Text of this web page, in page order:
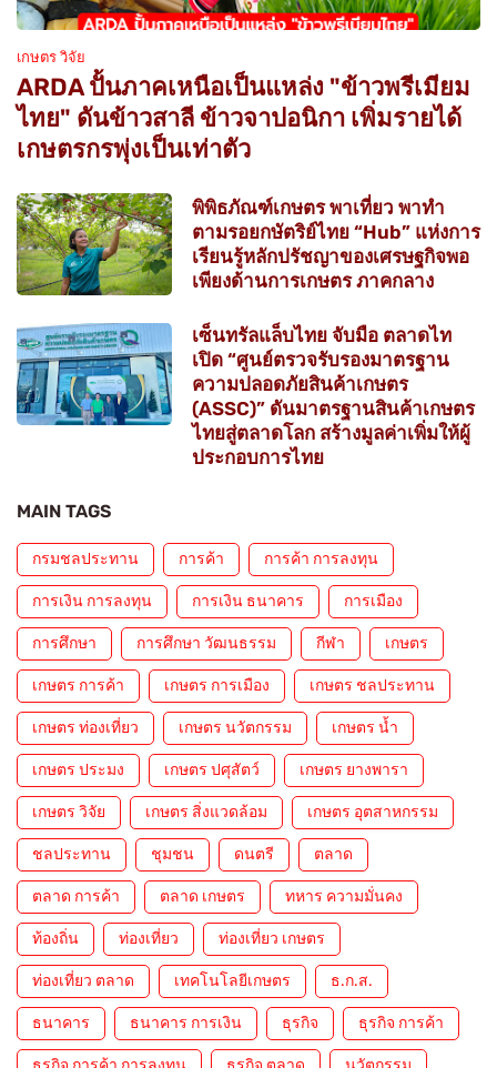
เกษตร วิจัย
ARDA ปั้นภาคเหนือเป็นแหล่ง "ข้าวพรีเมียม
ไทย" ดันข้าวสาลี ข้าวจาปอนิกา เพิ่มรายได้
เกษตรกรพุ่งเป็นเท่าตัว
พิพิธภัณฑ์เกษตร พาเที่ยว พาทำ
ตามรอยกษัตริย์ไทย “Hub” แห่งการ
เรียนรู้หลักปรัชญาของเศรษฐกิจพอ
เพียงด้านการเกษตร ภาคกลาง
เซ็นทรัลแล็บไทย จับมือ ตลาดไท
เปิด “ศูนย์ตรวจรับรองมาตรฐาน
ความปลอดภัยสินค้าเกษตร
(ASSC)” ดันมาตรฐานสินค้าเกษตร
ไทยสู่ตลาดโลก สร้างมูลค่าเพิ่มให้ผู้
ประกอบการไทย
MAIN TAGS
กรมชลประทาน การค้า การค้า การลงทุน
การเงิน การลงทุน การเงิน ธนาคาร การเมือง
การศึกษา การศึกษา วัฒนธรรม กีฬา เกษตร
เกษตร การค้า เกษตร การเมือง เกษตร ชลประทาน
เกษตร ท่องเที่ยว เกษตร นวัตกรรม เกษตร น้ำ
เกษตร ประมง เกษตร ปศุสัตว์ เกษตร ยางพารา
เกษตร วิจัย เกษตร สิ่งแวดล้อม เกษตร อุตสาหกรรม
ชลประทาน ชุมชน ดนตรี ตลาด
ตลาด การค้า ตลาด เกษตร ทหาร ความมั่นคง
ท้องถิ่น ท่องเที่ยว ท่องเที่ยว เกษตร
ท่องเที่ยว ตลาด เทคโนโลยีเกษตร ธ.ก.ส.
ธนาคาร ธนาคาร การเงิน ธุรกิจ ธุรกิจ การค้า